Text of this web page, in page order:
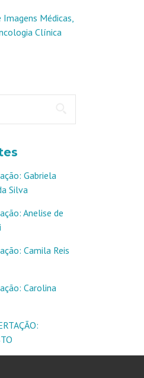
Médicas,
Clínica
Gabriela
Silva
Anelise de
Camila Reis
Carolina